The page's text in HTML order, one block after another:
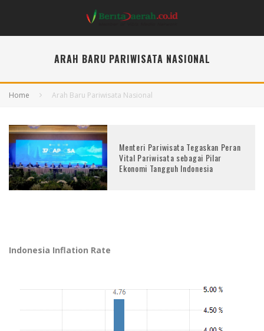
ARAH BARU PARIWISATA NASIONAL
Home Arah Baru Pariwisata Nasional
Menteri Pariwisata Tegaskan Peran
Vital Pariwisata sebagai Pilar
Ekonomi Tangguh Indonesia
Indonesia Inflation Rate